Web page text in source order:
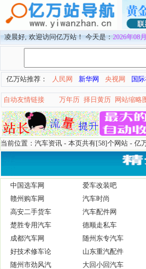
凌晨好, 欢迎访问亿万站！ 今天是：2026年08
亿万站推荐： 人民网 新华网 央视网 国
自动友情链接 万年历 择日黄历 网站缩略
当前位置：汽车资讯 - 本页共有[58]个网站 - 亿
中国选车网 爱车改装吧
赣州购车网
汽车时尚
高安二手货车
汽车配件网
楚胜专用汽车
德顺走私车
成都汽车网
随州东专汽车
好技术修车论
山东重汽配件
随州市劲风汽
大回小回汽车